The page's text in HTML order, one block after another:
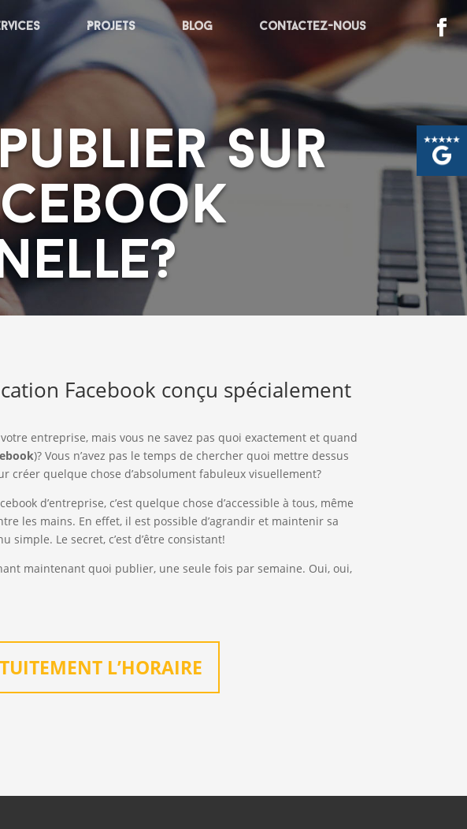
Projets Blog Contactez-nous
sur
Facebook conçu spécialement
entreprise, mais vous ne savez pas quoi exactement et quand
)? Vous n’avez pas le temps de chercher quoi mettre dessus
créer quelque chose d’absolument fabuleux visuellement?
d’entreprise, c’est quelque chose d’accessible à tous, même
les mains. En effet, il est possible d’agrandir et maintenir sa
Le secret, c’est d’être consistant!
maintenant quoi publier, une seule fois par semaine. Oui, oui,
L’HORAIRE